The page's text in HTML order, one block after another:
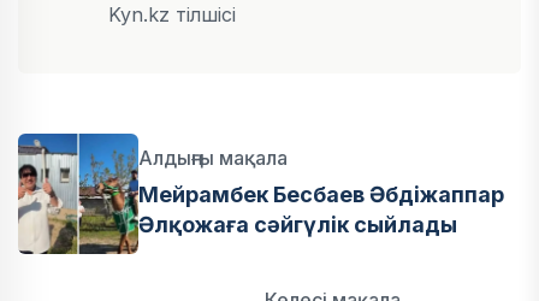
Kyn.kz тілшісі
Алдыңғы мақала
Мейрамбек Бесбаев Әбдіжаппар
Әлқожаға сәйгүлік сыйлады